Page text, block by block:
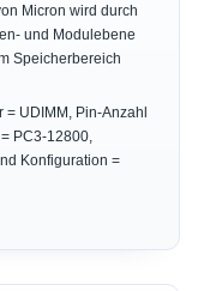
Micron wird durch
und Modulebene
Speicherbereich
= UDIMM, Pin-Anzahl
PC3-12800,
Konfiguration =